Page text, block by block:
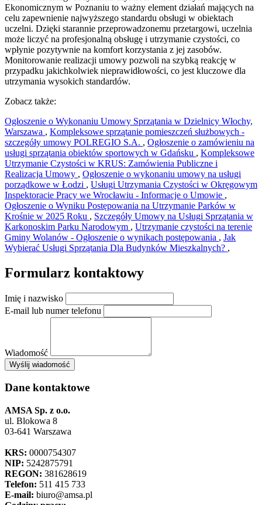
Ekonomicznym w Poznaniu to ważny element działań mających na
celu zapewnienie najwyższego standardu obsługi w obiektach
uczelni. Dzięki starannie przeprowadzonemu przetargowi, uczelnia
może liczyć na profesjonalną obsługę i utrzymanie czystości, co
wpłynie pozytywnie na komfort korzystania z jej zasobów.
Monitorowanie realizacji umowy pozwoli na szybką reakcję w
przypadku jakichkolwiek nieprawidłowości, co jest kluczowe dla
utrzymania wysokich standardów.
Zobacz także:
Ogłoszenie o Wykonaniu Umowy Sprzątania w Dzielnicy Włochy,
Warszawa , Kompleksowe sprzątanie pomieszczeń służbowych -
szczegóły umowy POLREGIO S.A. , Ogłoszenie o zamówieniu na
usługi sprzątania obiektów sportowych w Gdańsku , Kompleksowe
Utrzymanie Czystości w KRUS: Zamówienia Publiczne i
Realizacja Umowy , Ogłoszenie o wykonaniu umowy na usługi
porządkowe w Łodzi , Usługi Utrzymania Czystości w Okręgowym
Inspektoracie Pracy we Wrocławiu - Informacje o Umowie ,
Ogłoszenie o Wyniku Postępowania na Utrzymanie Parków w
Krośnie w 2025 Roku , Szczegóły Umowy na Usługi Sprzątania w
Karkonoskim Parku Narodowym , Utrzymanie czystości na terenie
Gminy Wolanów - Ogłoszenie o wynikach postępowania , Jak
Wybierać Usługi Sprzątania Dla Budynków Mieszkalnych? ,
Formularz kontaktowy
Imię i nazwisko
E-mail lub numer telefonu
Wiadomość
Wyślij wiadomośćAMSA Sp. z o.o. - ul. Blokowa 8, Warszawa
+
−
Dane kontaktowe
AMSA Sp. z o.o.
ul. Blokowa 8
03-641 Warszawa
KRS: 0000754307
NIP: 5242875791
REGON: 381628619
Telefon: 511 415 733
E-mail: biuro@amsa.pl